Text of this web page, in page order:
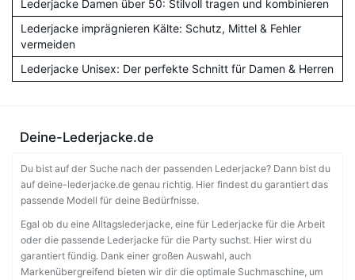
Lederjacke Damen über 50: Stilvoll tragen und kombinieren
Lederjacke imprägnieren Kälte: Schutz, Mittel & Fehler
vermeiden
Lederjacke Unisex: Der perfekte Schnitt für Damen & Herren
Deine-Lederjacke.de
Du bist auf der Suche nach der passenden Lederjacke? Dann bist du
auf deine-lederjacke.de genau richtig. Hier findest du garantiert das
passende Modell für deine Bedürfnisse.
Egal ob du eine Alltagslederjacke, eine für Lederjacke für die Arbeit
oder die passende Lederjacke für die Party suchst. Hier wirst du
garantiert fündig. Dank einer großen Auswahl, auch
Markenübergreifend bieten wir dir die optimale Suchmaschine, um